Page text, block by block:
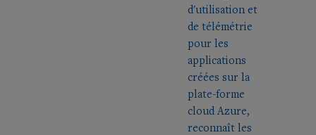
d'utilisation et
de télémétrie
pour les
applications
créées sur la
plate-forme
cloud Azure,
reconnaît les